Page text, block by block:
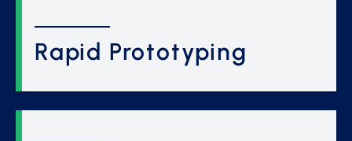
Rapid Prototyping